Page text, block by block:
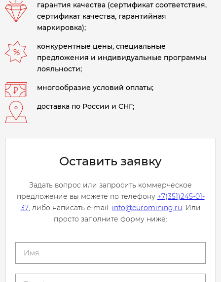
гарантия качества (сертификат соответствия,
сертификат качества, гарантийная
маркировка);
конкурентные цены, специальные
предложения и индивидуальные программы
лояльности;
многообразие условий оплаты;
доставка по России и СНГ;
Оставить заявку
Задать вопрос или запросить коммерческое
предложение вы можете по телефону +7(351)245-01-
37, либо написать e-mail: info@euromining.ru. Или
просто заполните форму ниже: